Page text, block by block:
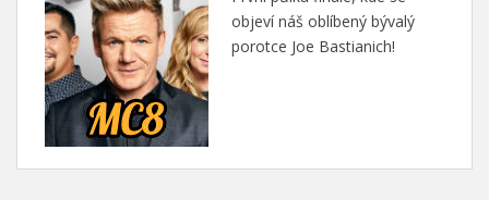
objeví náš oblíbený bývalý
porotce Joe Bastianich!